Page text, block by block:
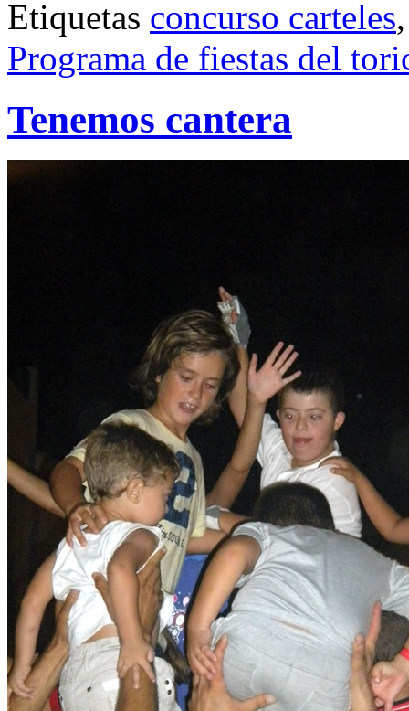
Etiquetas concurso carteles
Programa de fiestas del
Tenemos cantera